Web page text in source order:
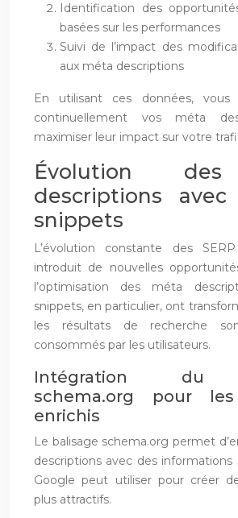
Identification des
basées sur les performances
Suivi de l’impact des
aux méta descriptions
En utilisant ces données, vous
continuellement vos méta
maximiser leur impact sur votre
Évolution
descriptions
snippets
L’évolution constante des
introduit de nouvelles
l’optimisation des méta
snippets, en particulier, ont
les résultats de recherche
consommés par les utilisateurs.
Intégration du
schema.org pour
enrichis
Le balisage schema.org permet
descriptions avec des
Google peut utiliser pour créer
plus attractifs.